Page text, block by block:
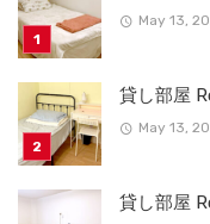
May 13,
貸し部屋
May 13,
貸し部屋